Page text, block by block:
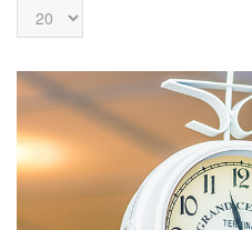
Cantidad
a